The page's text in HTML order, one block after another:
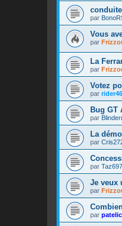
par
Vous
par
La
par
Votez
par rider46
Bug GT
par
La
par
par
Je veux
par
par patelic